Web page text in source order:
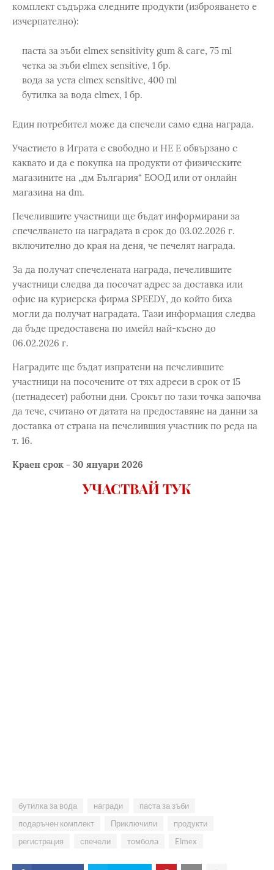
комплект съдържа следните продукти (изброяването е
изчерпателно):
паста за зъби elmex sensitivity gum & care, 75 ml
четка за зъби elmex sensitive, 1 бр.
вода за уста elmex sensitive, 400 ml
бутилка за вода elmex, 1 бр.
Един потребител може да спечели само една награда.
Участието в Играта е свободно и НЕ Е обвързано с
каквато и да е покупка на продукти от физическите
магазините на „дм България“ ЕООД или от онлайн
магазина на dm.
Печелившите участници ще бъдат информирани за
спечелването на наградата в срок до 03.02.2026 г.
включително до края на деня, че печелят награда.
За да получат спечелената награда, печелившите
участници следва да посочат адрес за доставка или
офис на куриерска фирма SPEEDY, до който биха
могли да получат наградата. Тази информация следва
да бъде предоставена по имейл най-късно до
06.02.2026 г.
Наградите ще бъдат изпратени на печелившите
участници на посочените от тях адреси в срок от 15
(петнадесет) работни дни. Срокът по тази точка започва
да тече, считано от датата на предоставяне на данни за
доставка от страна на печелившия участник по реда на
т. 16.
Краен срок - 30 януари 2026
УЧАСТВАЙ ТУК
бутилка за вода награди
паста за зъби
подаръчен комплект
Приключили
продукти
регистрация
спечели томбола Elmex